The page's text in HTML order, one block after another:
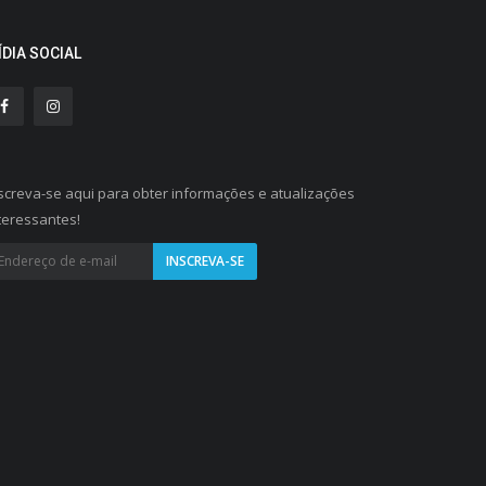
SOCIAL
se aqui para obter informações e atualizações